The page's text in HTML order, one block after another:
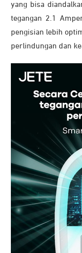
yang bisa
tegangan 2.1
pengisian lebih
perlindungan dan